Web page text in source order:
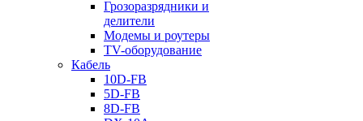
Грозоразрядники и
делители
Модемы и роутеры
TV-оборудование
Кабель
10D-FB
5D-FB
8D-FB